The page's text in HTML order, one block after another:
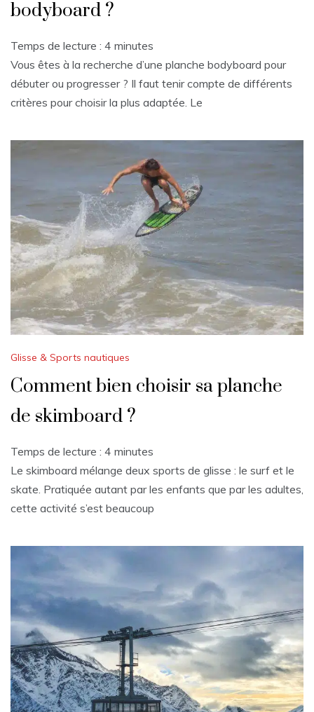
bodyboard ?
Temps de lecture : 4 minutes
Vous êtes à la recherche d’une planche bodyboard pour
débuter ou progresser ? Il faut tenir compte de différents
critères pour choisir la plus adaptée. Le
Glisse & Sports nautiques
Comment bien choisir sa planche
de skimboard ?
Temps de lecture : 4 minutes
Le skimboard mélange deux sports de glisse : le surf et le
skate. Pratiquée autant par les enfants que par les adultes,
cette activité s’est beaucoup